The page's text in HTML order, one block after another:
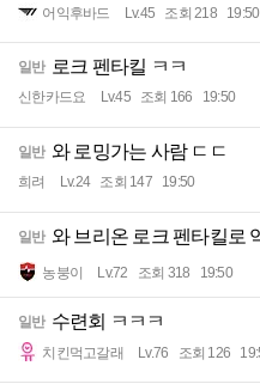
어익후바드 Lv.45 조회 218 19:50
일반 로크 펜타킬 ㅋㅋ
신한카드요 Lv.45 조회 166 19:50
일반 와 로밍가는 사람 ㄷㄷ
희려 Lv.24 조회 147 19:50
일반 와 브리온 로크 펜타킬로
농붕이 Lv.72 조회 318 19:50
일반 수련회 ㅋㅋㅋ
치킨먹고갈래 Lv.76 조회 126